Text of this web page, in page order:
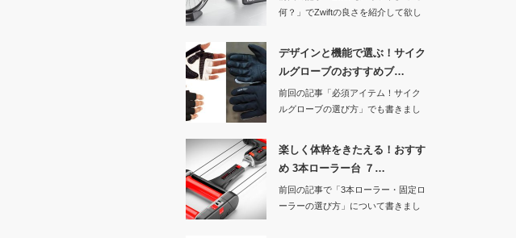
何？」でZwiftの良さを紹介して欲し
デザインと機能で選ぶ！サイク
ルグローブのおすすめブ…
前回の記事「必須アイテム！サイク
ルグローブの選び方」でも書きまし
楽しく体幹をきたえる！おすす
め 3本ローラー台 ７…
前回の記事で「3本ローラー・固定ロ
ーラーの選び方」について書きまし